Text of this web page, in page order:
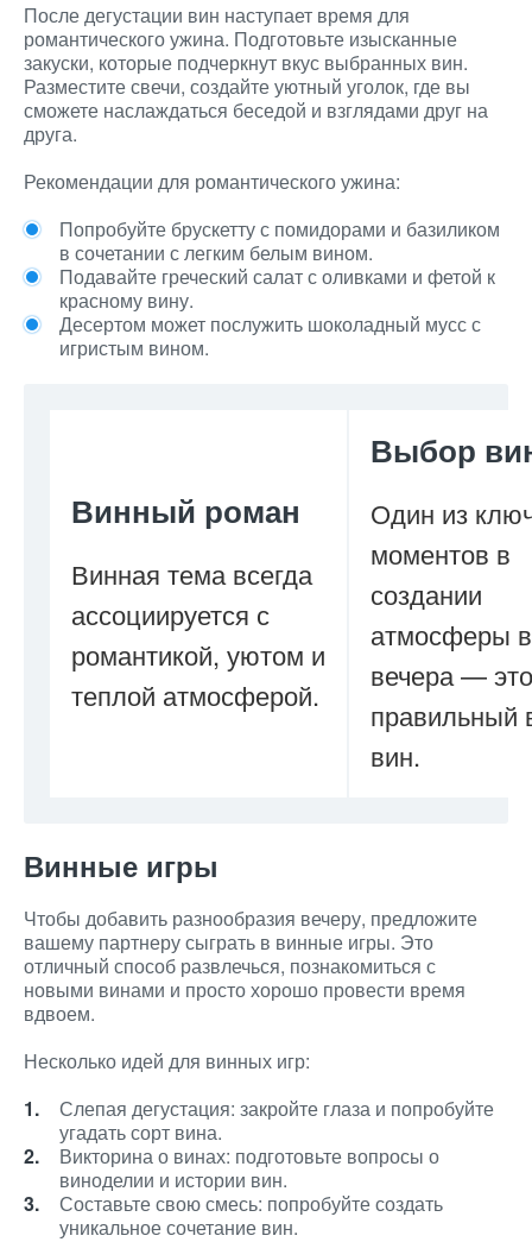
После дегустации вин наступает время для
романтического ужина. Подготовьте изысканные
закуски, которые подчеркнут вкус выбранных вин.
Разместите свечи, создайте уютный уголок, где вы
сможете наслаждаться беседой и взглядами друг на
друга.
Рекомендации для романтического ужина:
Попробуйте брускетту с помидорами и базиликом
в сочетании с легким белым вином.
Подавайте греческий салат с оливками и фетой к
красному вину.
Десертом может послужить шоколадный мусс с
игристым вином.
Винный роман
Винная тема всегда
ассоциируется с
романтикой, уютом и
теплой атмосферой.
Выбор
Один из
моментов в
создании
атмосферы
вечера — это
правильный
вин.
Винные игры
Чтобы добавить разнообразия вечеру, предложите
вашему партнеру сыграть в винные игры. Это
отличный способ развлечься, познакомиться с
новыми винами и просто хорошо провести время
вдвоем.
Несколько идей для винных игр:
Слепая дегустация: закройте глаза и попробуйте
угадать сорт вина.
Викторина о винах: подготовьте вопросы о
виноделии и истории вин.
Составьте свою смесь: попробуйте создать
уникальное сочетание вин.